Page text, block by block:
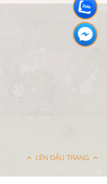
LÊN ĐẦU TRANG